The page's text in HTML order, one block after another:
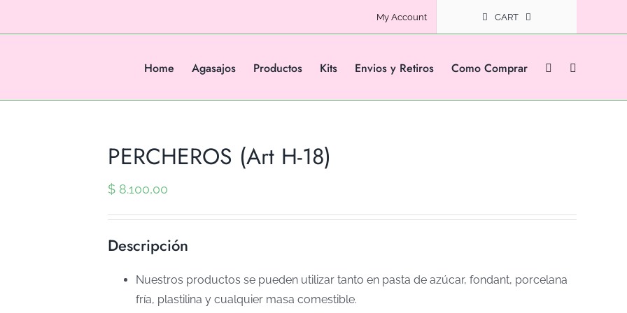
My Account CART
Home Agasajos Productos Kits Envios y Retiros Como Comprar
PERCHEROS (Art H-18)
$ 8.100,00
Descripción
Nuestros productos se pueden utilizar tanto en pasta de azúcar, fondant, porcelana
fría, plastilina y cualquier masa comestible.